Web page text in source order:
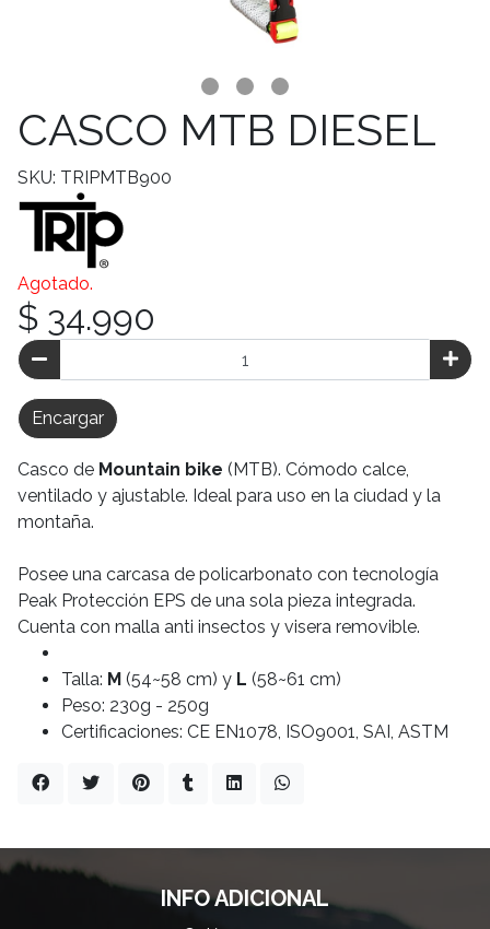
CASCO MTB DIESEL
SKU: TRIPMTB900
Agotado.
$ 34.990
Encargar
Casco de Mountain bike (MTB). Cómodo calce,
ventilado y ajustable. Ideal para uso en la ciudad y la
montaña.
Posee una carcasa de policarbonato con tecnología
Peak Protección EPS de una sola pieza integrada.
Cuenta con malla anti insectos y visera removible.
Talla: M (54~58 cm) y L (58~61 cm)
Peso: 230g - 250g
Certificaciones: CE EN1078, ISO9001, SAI, ASTM
INFO ADICIONAL